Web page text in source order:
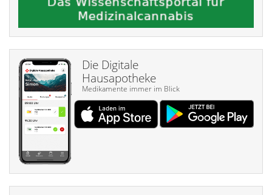
Die Digitale
Hausapotheke
Medikamente immer im Blick